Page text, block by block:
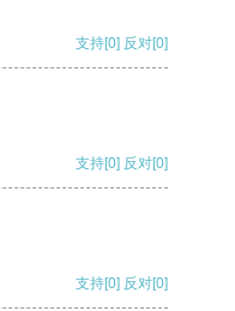
支持[0] 反对[0]
支持[0] 反对[0]
支持[0] 反对[0]